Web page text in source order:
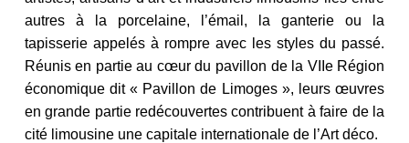
autres à la porcelaine, l’émail, la ganterie ou la
tapisserie appelés à rompre avec les styles du passé.
Réunis en partie au cœur du pavillon de la VIIe Région
économique dit « Pavillon de Limoges », leurs œuvres
en grande partie redécouvertes contribuent à faire de la
cité limousine une capitale internationale de l’Art déco.